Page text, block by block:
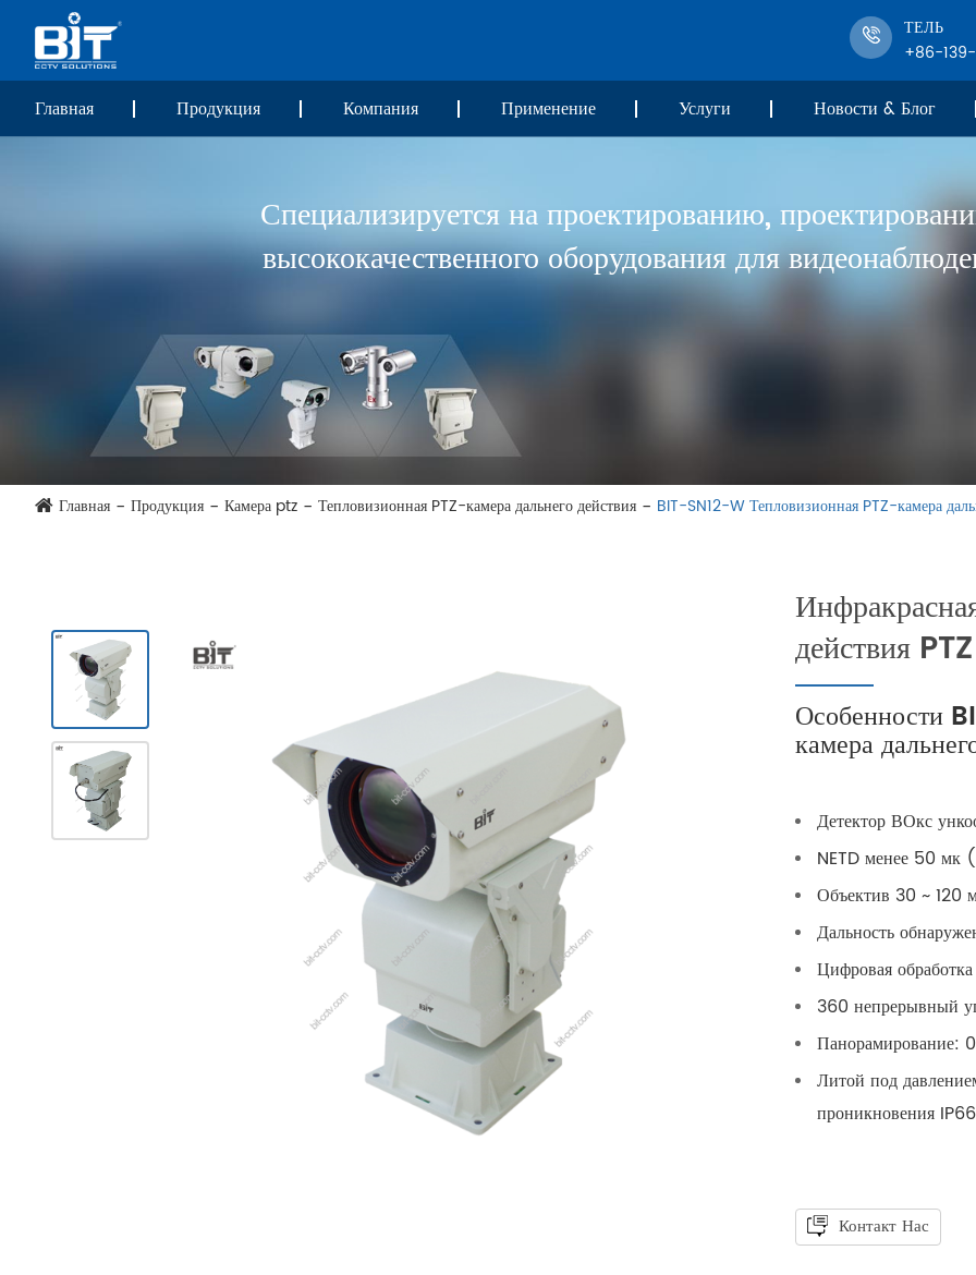
ТЕЛЬ
+86-
Главная Продукция Компания Применение Услуги Новости & Блог
Специализируется на проектированию,
высококачественного оборудования для
Главная Продукция Камера ptz Тепловизионная PTZ-камера дальнего действия BIT-SN12-W Тепловизионная PTZ-камера
действия PTZ
Особенности
камера
Детектор ВОкс
NETD менее 50
Объектив 30 ~ 120
Дальность
Цифровая
360 непрерывный
Панорамирование:
Литой под
проникновения IP66
Контакт Нас